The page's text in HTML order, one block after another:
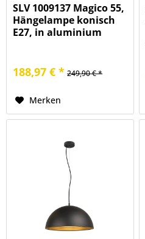
SLV 1009137 Magico 55,
Hängelampe konisch
E27, in aluminium
188,97 € * 249,90 € *
Merken